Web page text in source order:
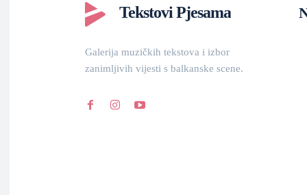
Tekstovi Pjesama
Galerija muzičkih tekstova i izbor
zanimljivih vijesti s balkanske scene.